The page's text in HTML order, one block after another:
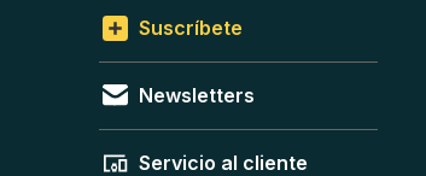
Suscríbete
Newsletters
Servicio al cliente